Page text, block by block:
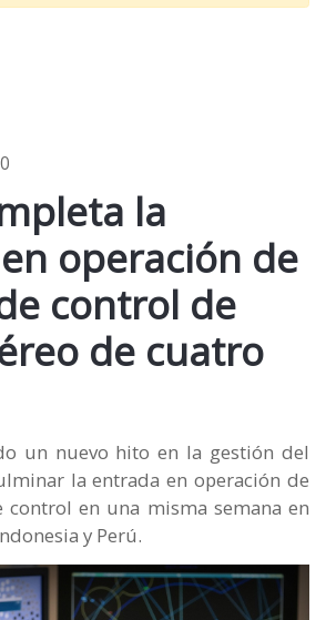
la
operación de
control de
de cuatro
un nuevo hito en la gestión del
la entrada en operación de
control en una misma semana en
y Perú.